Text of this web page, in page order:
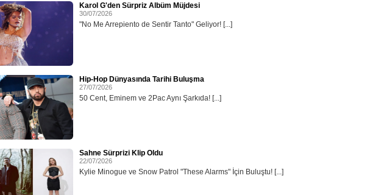
Karol G'den Sürpriz Albüm Müjdesi
30/07/2026
"No Me Arrepiento de Sentir Tanto" Geliyor! [...]
Hip-Hop Dünyasında Tarihi Buluşma
27/07/2026
50 Cent, Eminem ve 2Pac Aynı Şarkıda! [...]
Sahne Sürprizi Klip Oldu
22/07/2026
Kylie Minogue ve Snow Patrol "These Alarms" İçin Buluştu! [...]